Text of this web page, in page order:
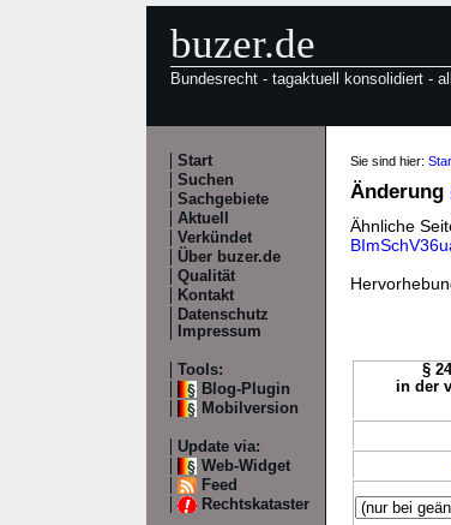
buzer.de
Bundesrecht - tagaktuell konsolidiert -
Start
Suchen
Sachgebiete
Aktuell
Verkündet
Über buzer.de
Qualität
Kontakt
Datenschutz
Impressum
Tools:
Blog-Plugin
Mobilversion
Update via:
Web-Widget
Feed
Rechtskataster
Sie sind hier:
Änderung
Ähnliche
§
in der